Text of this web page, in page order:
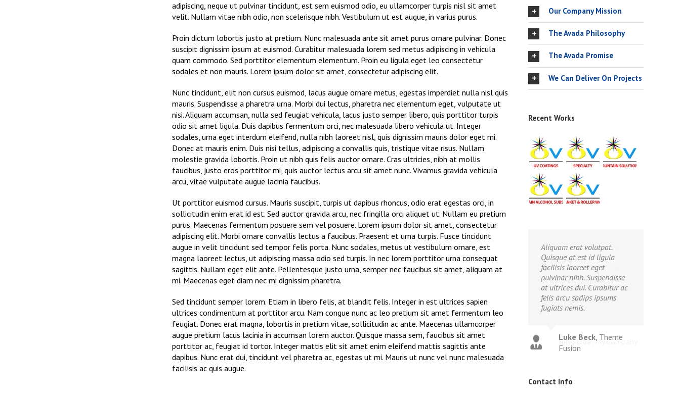
adipiscing, neque ut pulvinar tincidunt, est sem euismod odio, eu ullamcorper turpis nisl sit amet
velit. Nullam vitae nibh odio, non scelerisque nibh. Vestibulum ut est augue, in varius purus.
Proin dictum lobortis justo at pretium. Nunc malesuada ante sit amet purus ornare pulvinar. Donec
suscipit dignissim ipsum at euismod. Curabitur malesuada lorem sed metus adipiscing in vehicula
quam commodo. Sed porttitor elementum elementum. Proin eu ligula eget leo consectetur
sodales et non mauris. Lorem ipsum dolor sit amet, consectetur adipiscing elit.
Nunc tincidunt, elit non cursus euismod, lacus augue ornare metus, egestas imperdiet nulla nisl quis
mauris. Suspendisse a pharetra urna. Morbi dui lectus, pharetra nec elementum eget, vulputate ut
nisi. Aliquam accumsan, nulla sed feugiat vehicula, lacus justo semper libero, quis porttitor turpis
odio sit amet ligula. Duis dapibus fermentum orci, nec malesuada libero vehicula ut. Integer
sodales, urna eget interdum eleifend, nulla nibh laoreet nisl, quis dignissim mauris dolor eget mi.
Donec at mauris enim. Duis nisi tellus, adipiscing a convallis quis, tristique vitae risus. Nullam
molestie gravida lobortis. Proin ut nibh quis felis auctor ornare. Cras ultricies, nibh at mollis
faucibus, justo eros porttitor mi, quis auctor lectus arcu sit amet nunc. Vivamus gravida vehicula
arcu, vitae vulputate augue lacinia faucibus.
Ut porttitor euismod cursus. Mauris suscipit, turpis ut dapibus rhoncus, odio erat egestas orci, in
sollicitudin enim erat id est. Sed auctor gravida arcu, nec fringilla orci aliquet ut. Nullam eu pretium
purus. Maecenas fermentum posuere sem vel posuere. Lorem ipsum dolor sit amet, consectetur
adipiscing elit. Morbi ornare convallis lectus a faucibus. Praesent et urna turpis. Fusce tincidunt
augue in velit tincidunt sed tempor felis porta. Nunc sodales, metus ut vestibulum ornare, est
magna laoreet lectus, ut adipiscing massa odio sed turpis. In nec lorem porttitor urna consequat
sagittis. Nullam eget elit ante. Pellentesque justo urna, semper nec faucibus sit amet, aliquam at
mi. Maecenas eget diam nec mi dignissim pharetra.
Sed tincidunt semper lorem. Etiam in libero felis, at blandit felis. Integer in est ultrices sapien
ultrices condimentum at porttitor arcu. Nam congue nunc ac leo pretium sit amet fermentum leo
feugiat. Donec erat magna, lobortis in pretium vitae, sollicitudin ac ante. Maecenas ullamcorper
augue pretium lacus lacinia in accumsan lorem auctor. Quisque massa sem, faucibus sit amet
porttitor ac, feugiat id tortor. Integer mattis elit sit amet enim eleifend mattis sagittis ante
dapibus. Nunc erat dui, tincidunt vel pharetra ac, egestas ut mi. Mauris ut nunc vel nunc malesuada
facilisis ac quis augue.
Our Company Mission
The Avada Philosophy
The Avada Promise
We Can Deliver On Projects
Recent Works
Aliquam erat volutpat.
Quisque at est id ligula
facilisis laoreet eget
pulvinar nibh. Suspendisse
at ultrices dui. Curabitur ac
felis arcu sadips ipsums
fugiats nemis.
Luke Beck Theme
Fusion
Contact Info